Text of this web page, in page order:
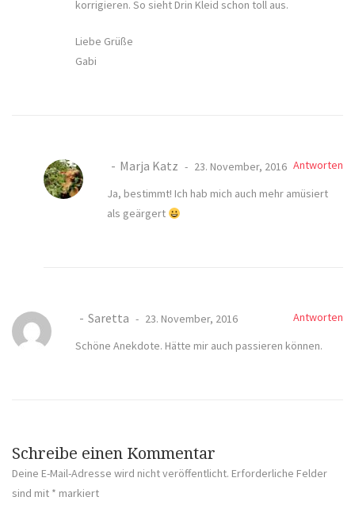
korrigieren. So sieht Drin Kleid schon toll aus.
Liebe Grüße
Gabi
Marja Katz 23. November, 2016 Antworten
Ja, bestimmt! Ich hab mich auch mehr amüsiert
als geärgert
Saretta 23. November, 2016
Antworten
Schöne Anekdote. Hätte mir auch passieren können.
Schreibe einen Kommentar
Deine E-Mail-Adresse wird nicht veröffentlicht. Erforderliche Felder
sind mit * markiert